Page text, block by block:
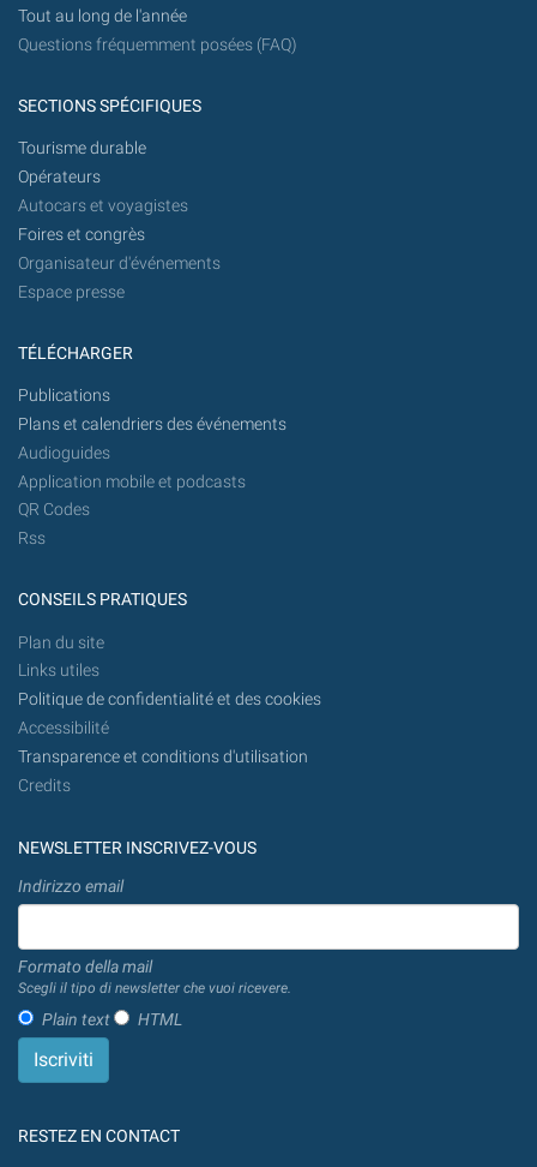
Tout au long de l'année
Questions fréquemment posées (FAQ)
SECTIONS SPÉCIFIQUES
Tourisme durable
Opérateurs
Autocars et voyagistes
Foires et congrès
Organisateur d'événements
Espace presse
TÉLÉCHARGER
Publications
Plans et calendriers des événements
Audioguides
Application mobile et podcasts
QR Codes
Rss
CONSEILS PRATIQUES
Plan du site
Links utiles
Politique de confidentialité et des cookies
Accessibilité
Transparence et conditions d'utilisation
Credits
NEWSLETTER INSCRIVEZ-VOUS
Indirizzo email
Formato della mail
Scegli il tipo di newsletter che vuoi ricevere.
Plain text HTML
RESTEZ EN CONTACT